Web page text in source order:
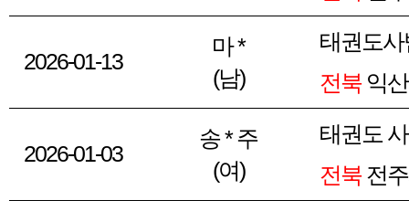
2026-01-13
마 *
(남)
태권도
전북익
2026-01-03
송 * 주
(여)
태권도
전북전주